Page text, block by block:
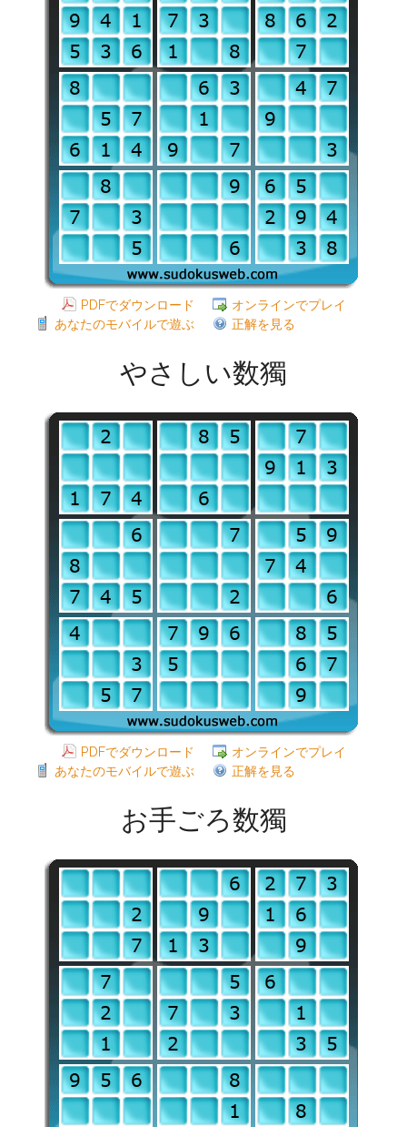
PDFでダウンロード
オンラインでプレイ
あなたのモバイルで遊ぶ
正解を見る
やさしい数獨
PDFでダウンロード
オンラインでプレイ
あなたのモバイルで遊ぶ
正解を見る
お手ごろ数獨